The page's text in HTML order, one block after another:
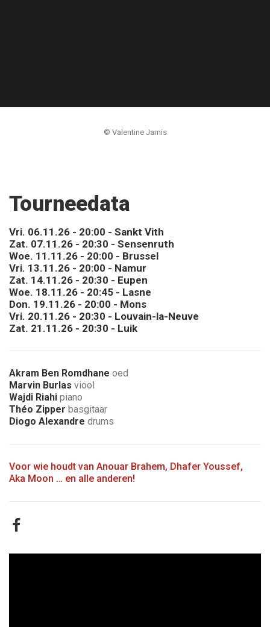
© Valentine Jamis
Tourneedata
Vri. 06.11.26 - 20:00 - Sankt Vith
Zat. 07.11.26 - 20:30 - Sensenruth
Woe. 11.11.26 - 20:00 - Brussel
Vri. 13.11.26 - 20:00 - Namur
Zat. 14.11.26 - 20:30 - Eupen
Woe. 18.11.26 - 20:45 - Lasne
Don. 19.11.26 - 20:00 - Mons
Vri. 20.11.26 - 20:30 - Louvain-la-Neuve
Zat. 21.11.26 - 20:30 - Luik
Akram Ben Romdhane oed
Marvin Burlas viool
Wajdi Riahi piano
Théo Zipper basgitaar
Diogo Alexandre drums
Voor wie houdt van Anouar Brahem, Dhafer Youssef,
Aka Moon … en alle anderen!